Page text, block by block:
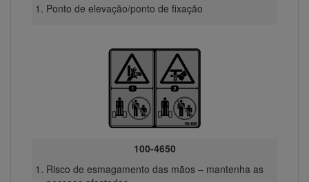
Ponto de elevação/ponto de fixação
100-4650
Risco de esmagamento das mãos – mantenha as